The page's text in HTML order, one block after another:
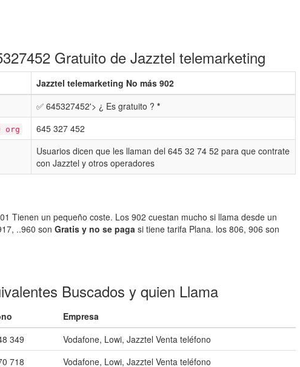
Gratuito de Jazztel telemarketing
Jazztel telemarketing No más 902
✅ 645327452'> ¿ Es gratuito ? *
org
645 327 452
Usuarios dicen que les llaman del 645 32 74 52 para que contrate
con Jazztel y otros operadores
Tienen un pequeño coste. Los 902 cuestan mucho si llama desde un
..960 son Gratis y no se paga si tiene tarifa Plana. los 806, 906 son
Buscados y quien Llama
Empresa
349
Vodafone, Lowi, Jazztel Venta teléfono
718
Vodafone, Lowi, Jazztel Venta teléfono